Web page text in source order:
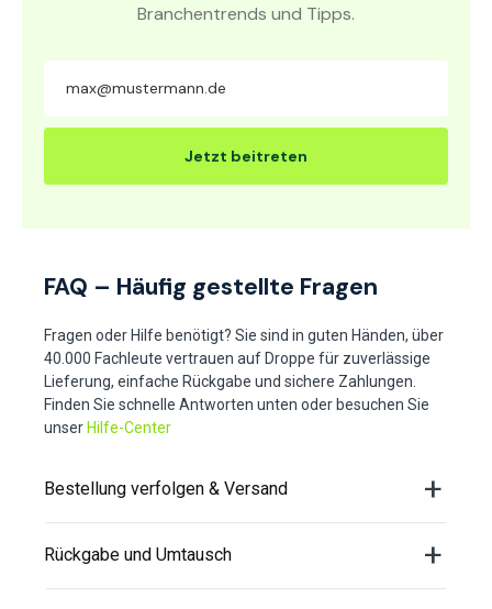
Branchentrends und Tipps.
Jetzt beitreten
FAQ – Häufig gestellte Fragen
Fragen oder Hilfe benötigt? Sie sind in guten Händen, über
40.000 Fachleute vertrauen auf Droppe für zuverlässige
Lieferung, einfache Rückgabe und sichere Zahlungen.
Finden Sie schnelle Antworten unten oder besuchen Sie
unserHilfe-Center
Bestellung verfolgen & Versand
Rückgabe und Umtausch